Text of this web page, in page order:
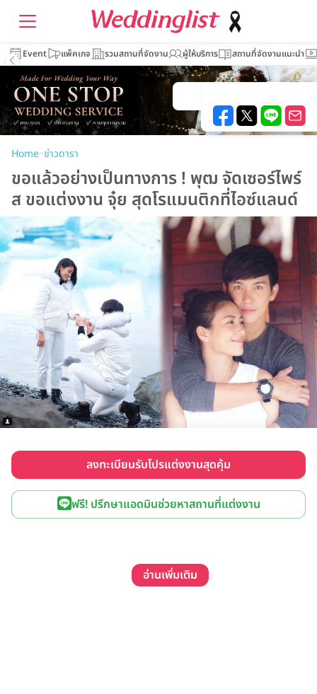
Event แพ็คเกจ รวมสถานที่จัดงาน ผู้ให้บริการ สถานที่จัดงานแนะนำ
Home–ข่าวดารา
ขอแล้วอย่างเป็นทางการ ! พุฒ จัดเซอร์ไพร์
ส ขอแต่งงาน จุ๋ย สุดโรแมนติกที่ไอซ์แลนด์
ลงทะเบียนรับโปรแต่งงานสุดคุ้ม
ฟรี! ปรึกษาแอดมินช่วยหาสถานที่แต่งงาน
อ่านเพิ่มเติม